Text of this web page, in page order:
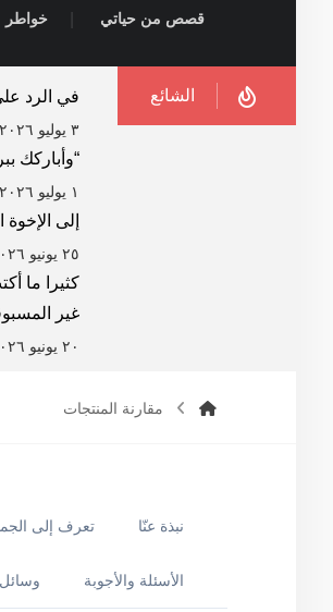
قصص من حياتي
خواطر
الشائع في الرد
٣ يوليو ٢٠٢٦
“وأباركك
١ يوليو ٢٠٢٦
إلى
٢٥ يونيو ٢٠٢٦
كثيرا ما
غير
٢٠ يونيو ٢٠٢٦
مقارنة المنتجات
نبذة عنّا تعرف إلى
الأسئلة والأجوبة